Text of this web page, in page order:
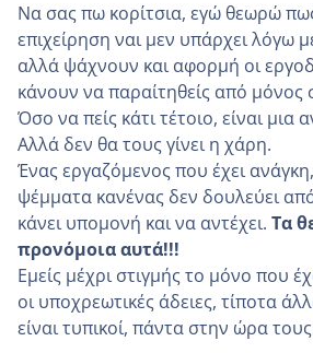
Να σας πω κορίτσια, εγώ θεωρώ
επιχείρηση ναι μεν υπάρχει λόγω
αλλά ψάχνουν και αφορμή οι
κάνουν να παραίτηθείς από μόνος
Όσο να πείς κάτι τέτοιο, είναι μια
Αλλά δεν θα τους γίνει η χάρη.
Ένας εργαζόμενος που έχει
ψέμματα κανένας δεν δουλεύει
κάνει υπομονή και να αντέχει. Τα
προνόμοια αυτά!!!
Εμείς μέχρι στιγμής το μόνο που
οι υποχρεωτικές άδειες, τίποτα
είναι τυπικοί, πάντα στην ώρα